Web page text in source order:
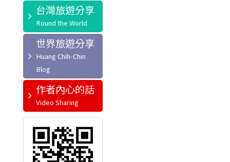
台灣旅遊分享
世界旅遊分享
作者內心的話